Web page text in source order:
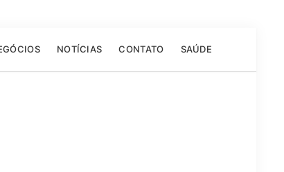
NOTÍCIAS CONTATO SAÚDE